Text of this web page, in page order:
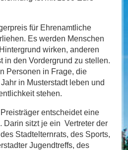
für Ehrenamtliche
Es werden Menschen
wirken, anderen
in den Vordergrund zu stellen.
Personen in Frage, die
in Musterstadt leben und
stehen.
entscheidet eine
Darin sitzt je ein Vertreter der
Stadtelternrats, des Sports,
Jugendtreffs, des